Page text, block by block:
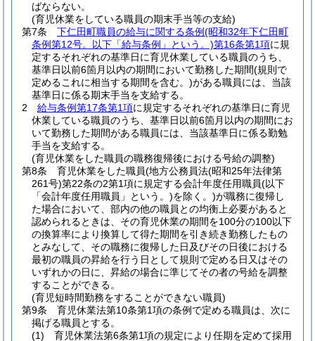
ばならない。
(育児休業をしている職員の期末手当等の支給)
第7条
下仁田町職員の給与に関する条例(昭和32年下仁田町
条例第12号。以下「給与条例」という。)第16条第1項に規
定するそれぞれの基準日に育児休業している職員のうち、
基準日以前6箇月以内の期間において勤務した期間(規則で
定めるこれに相当する期間を含む。)がある職員には、当該
基準日に係る期末手当を支給する。
2
給与条例第17条第1項に規定するそれぞれの基準日に育児
休業している職員のうち、基準日以前6箇月以内の期間にお
いて勤務した期間がある職員には、当該基準日に係る勤勉
手当を支給する。
(育児休業をした職員の職務復帰後における号給の調整)
第8条
育児休業をした職員(地方公務員法(昭和25年法律第
261号)第22条の2第1項に規定する会計年度任用職員(以下
「会計年度任用職員」という。)を除く。)が職務に復帰し
た場合において、部内の他の職員との均衡上必要があると
認められるときは、その育児休業の期間を100分の100以下
の換算率により換算して得た期間を引き続き勤務したもの
とみなして、その職務に復帰した日及びその日後における
最初の職員の昇給を行う日として規則で定める日又はその
いずれかの日に、昇給の場合に準じてその者の号給を調整
することができる。
(育児短時間勤務をすることができない職員)
第9条
育児休業法第10条第1項の条例で定める職員は、次に
掲げる職員とする。
(1)
育児休業法第6条第1項の規定により任期を定めて採用